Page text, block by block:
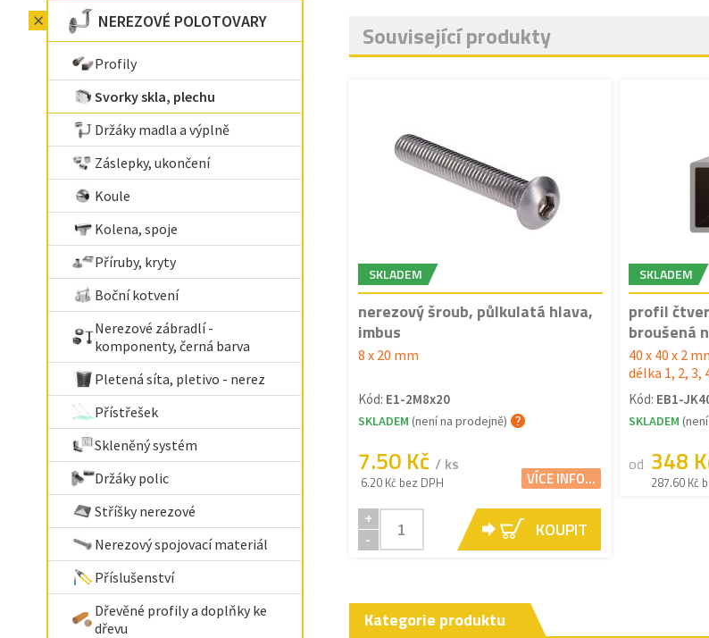
NEREZOVÉ POLOTOVARY
Profily
Svorky skla, plechu
Držáky madla a výplně
Záslepky, ukončení
Koule
Kolena, spoje
Příruby, kryty
Boční kotvení
Nerezové zábradlí -
komponenty, černá barva
Pletená síta, pletivo - nerez
Přístřešek
Skleněný systém
Držáky polic
Stříšky nerezové
Nerezový spojovací materiál
Příslušenství
Dřevěné profily a doplňky ke
dřevu
Související produkty
SKLADEM
nerezový šroub, půlkulatá hlava,
imbus
8 x 20 mm
Kód: E1-2M8x20
SKLADEM (není na prodejně)
7.50 Kč / ks
6.20 Kč bez DPH VÍCE INFO...
+
-
KOUPIT
SKLADEM
profil
broušená
40 x 40 x 2
délka 1, 2, 3,
Kód: EB1-
SKLADEM
od 348
287.60 Kč
Kategorie produktu